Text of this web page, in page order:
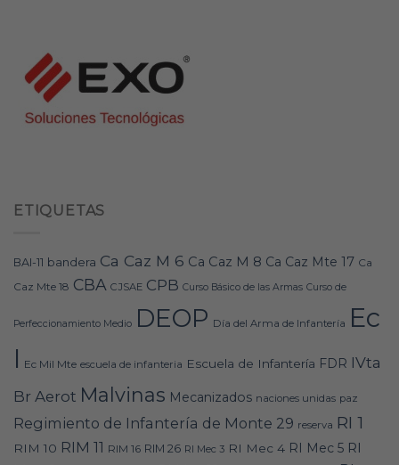
ETIQUETAS
BAI-11 bandera Ca Caz M 6 Ca Caz M 8 Ca Caz Mte 17 Ca
Caz Mte 18 CBA CJSAE CPB Curso Básico de las Armas Curso de
Perfeccionamiento Medio DEOP Día del Arma de Infantería Ec
I Ec Mil Mte escuela de infanteria Escuela de Infantería FDR IVta
Br Aerot Malvinas Mecanizados naciones unidas paz
Regimiento de Infantería de Monte 29 reserva RI 1
RIM 10 RIM 11 RIM 16 RIM 26 RI Mec 3 RI Mec 4 RI Mec 5 RI